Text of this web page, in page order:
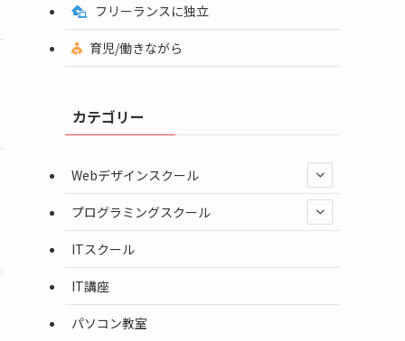
(要お問い合わせ)
短期間で学べる
初心者向けの
1日集中講座
10万3,400円
フリーランスに独立
育児/働きながら
カテゴリー
Webデザインスクール
プログラミングスクール
ITスクール
IT講座
パソコン教室